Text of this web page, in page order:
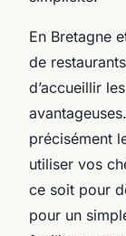
En Bretagne
de
d’accueillir
précisément
utiliser vos
ce soit pour
pour un